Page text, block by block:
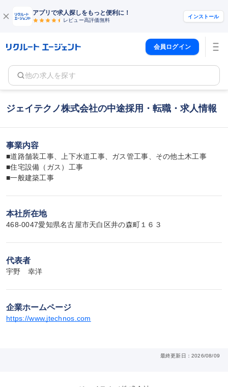
アプリで求人探しをもっと便利に！
レビュー高評価無料
インストール
会員ログイン
他の求人を探す
ジェイテクノ株式会社の中途採用・転職・求人情報
事業内容
■道路舗装工事、上下水道工事、ガス管工事、その他土木工事
■住宅設備（ガス）工事
■一般建築工事
本社所在地
468-0047愛知県名古屋市天白区井の森町１６３
代表者
宇野　幸洋
企業ホームページ
https://www.jtechnos.com
最終更新日：2026/08/09